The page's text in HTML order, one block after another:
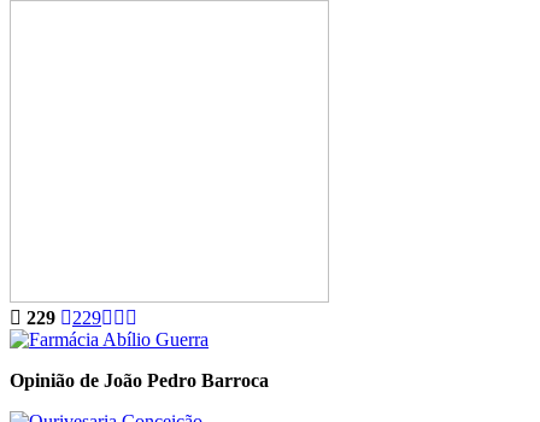
229 229
Opinião de João Pedro Barroca